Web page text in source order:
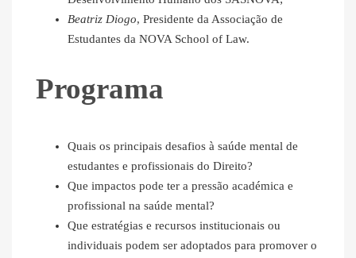
Beatriz Diogo, Presidente da Associação de
Estudantes da NOVA School of Law.
Programa
Quais os principais desafios à saúde mental de
estudantes e profissionais do Direito?
Que impactos pode ter a pressão académica e
profissional na saúde mental?
Que estratégias e recursos institucionais ou
individuais podem ser adoptados para promover o